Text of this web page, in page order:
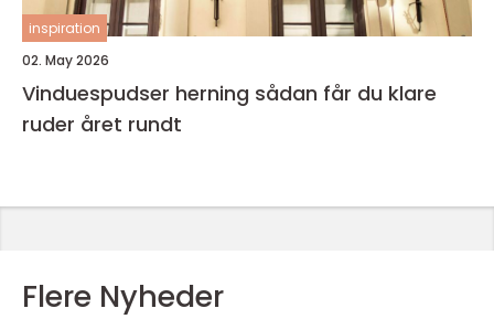
inspiration
02. May 2026
Vinduespudser herning sådan får du klare
ruder året rundt
Flere Nyheder